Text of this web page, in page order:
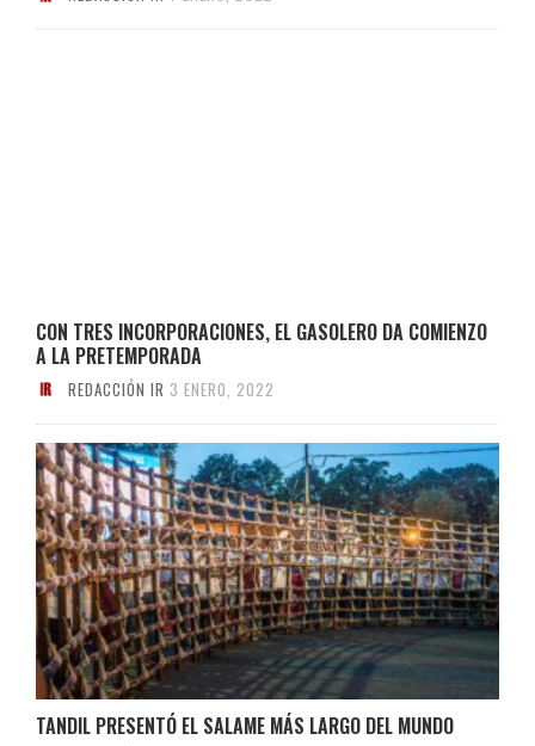
CON TRES INCORPORACIONES, EL GASOLERO DA COMIENZO
A LA PRETEMPORADA
REDACCIÓN IR 3 ENERO, 2022
TANDIL PRESENTÓ EL SALAME MÁS LARGO DEL MUNDO